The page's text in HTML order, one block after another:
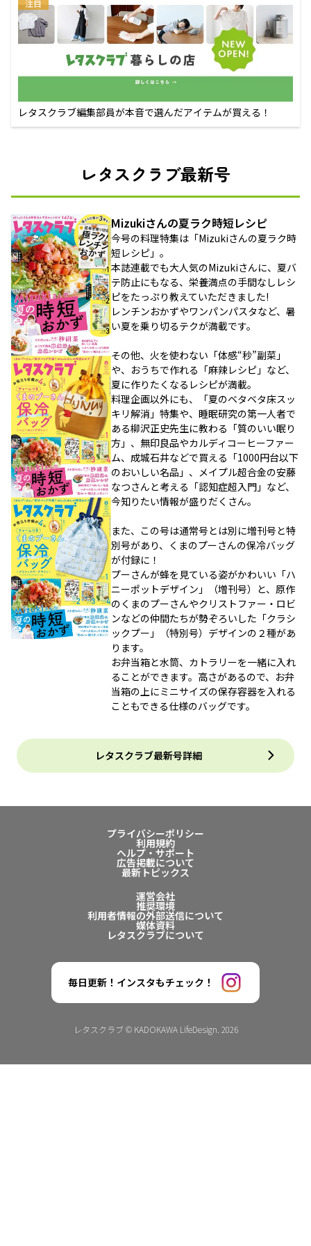
注目
レタスクラブ編集部員が本音で選んだアイテムが買える！
レタスクラブ最新号
Mizukiさんの夏ラク時短レシピ
今号の料理特集は「Mizukiさんの夏ラク時
短レシピ」。
本誌連載でも大人気のMizukiさんに、夏バ
テ防止にもなる、栄養満点の手間なしレシ
ピをたっぷり教えていただきました!
レンチンおかずやワンパンパスタなど、暑
い夏を乗り切るテクが満載です。
その他、火を使わない「体感“秒”副菜」
や、おうちで作れる「麻辣レシピ」など、
夏に作りたくなるレシピが満載。
料理企画以外にも、「夏のベタベタ床スッ
キリ解消」特集や、睡眠研究の第一人者で
ある柳沢正史先生に教わる「質のいい眠り
方」、無印良品やカルディコーヒーファー
ム、成城石井などで買える「1000円台以下
のおいしい名品」、メイプル超合金の安藤
なつさんと考える「認知症超入門」など、
今知りたい情報が盛りだくさん。
また、この号は通常号とは別に増刊号と特
別号があり、くまのプーさんの保冷バッグ
が付録に！
プーさんが蜂を見ている姿がかわいい「ハ
ニーポットデザイン」（増刊号）と、原作
のくまのプーさんやクリストファー・ロビ
ンなどの仲間たちが勢ぞろいした「クラシ
ックプー」（特別号）デザインの２種があ
ります。
お弁当箱と水筒、カトラリーを一緒に入れ
ることができます。高さがあるので、お弁
当箱の上にミニサイズの保存容器を入れる
こともできる仕様のバッグです。
レタスクラブ最新号詳細
プライバシーポリシー
利用規約
ヘルプ・サポート
広告掲載について
最新トピックス
運営会社
推奨環境
利用者情報の外部送信について
媒体資料
レタスクラブについて
毎日更新！インスタもチェック！
レタスクラブ © KADOKAWA LifeDesign. 2026